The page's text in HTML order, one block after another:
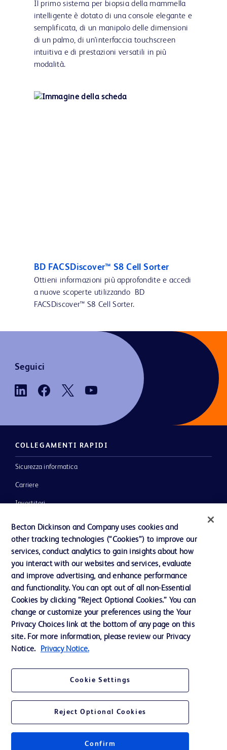
Il primo sistema per biopsia della mammella
intelligente è dotato di una console elegante e
semplificata, di un manipolo delle dimensioni
di un palmo, di un'interfaccia touchscreen
intuitiva e di prestazioni versatili in più
modalità.
BD FACSDiscover™ S8 Cell Sorter
Ottieni informazioni più approfondite e accedi
a nuove scoperte utilizzando BD
FACSDiscover™ S8 Cell Sorter.
Seguici
COLLEGAMENTI RAPIDI
Sicurezza informatica
Carriere
Investitori
La nostra azienda
Contattaci
Preferenze sui cookie
Privacy
Termini di utilizzo
Accessibilità al sito Web
© 2026 BD. Tutti i diritti riservati. BD e il logo BD sono marchi registrati di
Becton, Dickinson and Company. Tutti gli altri marchi sono di proprietà dei
rispettivi titolari.
Becton Dickinson and Company uses cookies and
other tracking technologies (“Cookies”) to improve our
services, conduct analytics to gain insights about how
you interact with our websites and services, evaluate
and improve advertising, and enhance performance
and functionality. You can opt out of all non-Essential
Cookies by clicking “Reject Optional Cookies.” You can
change or customize your preferences using the Your
Privacy Choices link at the bottom of any page on this
site. For more information, please review our Privacy
Notice.
Privacy Notice.
Cookie Settings
Reject Optional Cookies
Confirm